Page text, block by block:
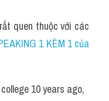
quen thuộc với các
1 KÈM 1 của
10 years ago,